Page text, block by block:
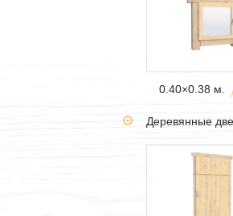
0.40×0.38 м.
Деревянные